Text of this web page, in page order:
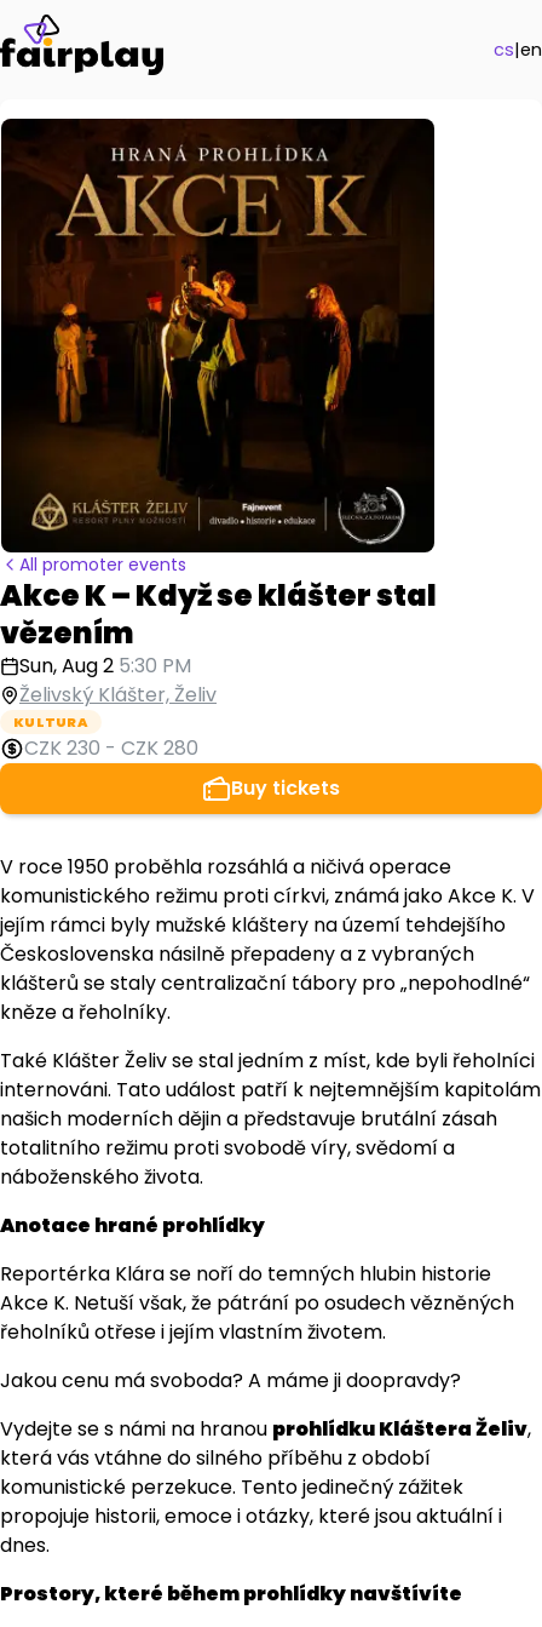
cs|en
All promoter events
Akce K – Když se klášter stal
vězením
Sun, Aug 2 5:30 PM
Želivský Klášter, Želiv
KULTURA
CZK 230 - CZK 280
Buy tickets
V roce 1950 proběhla rozsáhlá a ničivá operace
komunistického režimu proti církvi, známá jako Akce K. V
jejím rámci byly mužské kláštery na území tehdejšího
Československa násilně přepadeny a z vybraných
klášterů se staly centralizační tábory pro „nepohodlné“
kněze a řeholníky.
Také Klášter Želiv se stal jedním z míst, kde byli řeholníci
internováni. Tato událost patří k nejtemnějším kapitolám
našich moderních dějin a představuje brutální zásah
totalitního režimu proti svobodě víry, svědomí a
náboženského života.
Anotace hrané prohlídky
Reportérka Klára se noří do temných hlubin historie
Akce K. Netuší však, že pátrání po osudech vězněných
řeholníků otřese i jejím vlastním životem.
Jakou cenu má svoboda? A máme ji doopravdy?
Vydejte se s námi na hranou prohlídku Kláštera Želiv,
která vás vtáhne do silného příběhu z období
komunistické perzekuce. Tento jedinečný zážitek
propojuje historii, emoce i otázky, které jsou aktuální i
dnes.
Prostory, které během prohlídky navštívíte